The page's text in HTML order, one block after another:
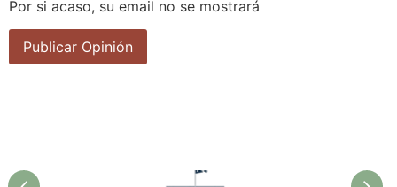
Por si acaso, su email no se mostrará